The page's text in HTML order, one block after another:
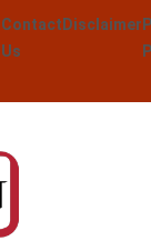
Contact
Us
Disclaimer